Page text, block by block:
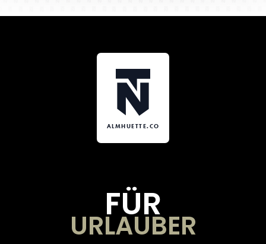
ALMHUETTE.CO
FÜR
URLAUBER